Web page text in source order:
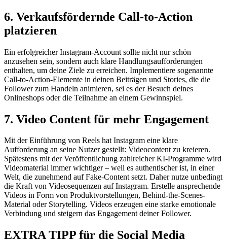
6. Verkaufsfördernde Call-to-Action
platzieren
Ein erfolgreicher Instagram-Account sollte nicht nur schön
anzusehen sein, sondern auch klare Handlungsaufforderungen
enthalten, um deine Ziele zu erreichen. Implementiere sogenannte
Call-to-Action-Elemente in deinen Beiträgen und Stories, die die
Follower zum Handeln animieren, sei es der Besuch deines
Onlineshops oder die Teilnahme an einem Gewinnspiel.
7. Video Content für mehr Engagement
Mit der Einführung von Reels hat Instagram eine klare
Aufforderung an seine Nutzer gestellt: Videocontent zu kreieren.
Spätestens mit der Veröffentlichung zahlreicher KI-Programme wird
Videomaterial immer wichtiger – weil es authentischer ist, in einer
Welt, die zunehmend auf Fake-Content setzt. Daher nutze unbedingt
die Kraft von Videosequenzen auf Instagram. Erstelle ansprechende
Videos in Form von Produktvorstellungen, Behind-the-Scenes-
Material oder Storytelling. Videos erzeugen eine starke emotionale
Verbindung und steigern das Engagement deiner Follower.
EXTRA TIPP für die Social Media